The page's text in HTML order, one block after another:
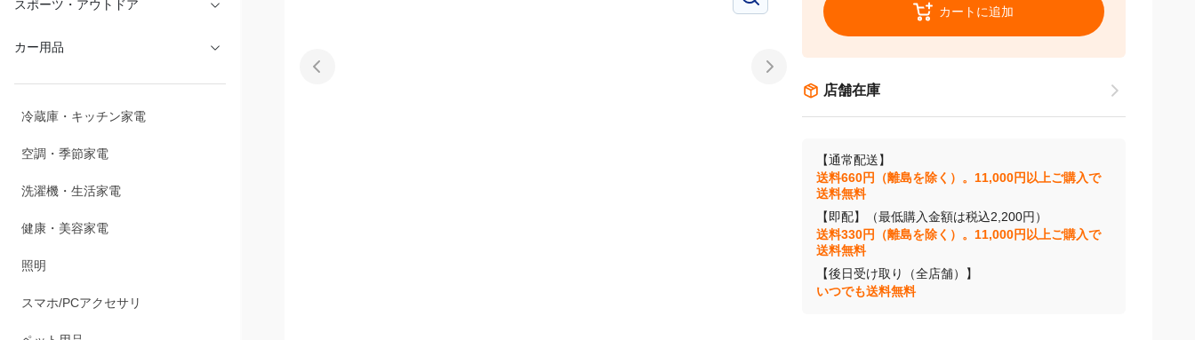
カー用品
冷蔵庫・キッチン家電
空調・季節家電
洗濯機・生活家電
健康・美容家電
照明
カートに追加
店舗在庫
【通常配送】
送料660円（離島を除く）。11,000円以上ご購入で
【即配】（最低購入金額は税込2,200円）
送料330円（離島を除く）。11,000円以上ご購入で
送料無料
【後日受け取り（全店舗）】